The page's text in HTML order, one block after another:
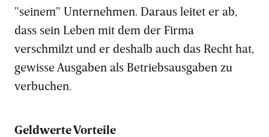
"seinem" Unternehmen. Daraus leitet er ab,
dass sein Leben mit dem der Firma
verschmilzt und er deshalb auch das Recht hat,
gewisse Ausgaben als Betriebsausgaben zu
verbuchen.
Geldwerte Vorteile